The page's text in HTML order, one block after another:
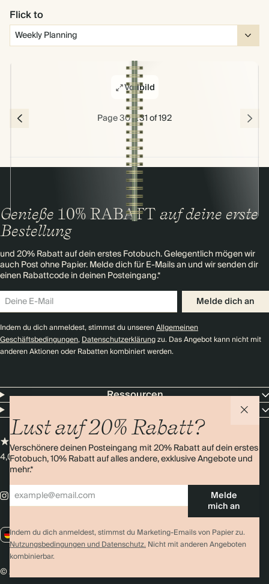
Flick to
Vollbild
Page 30 & 31 of 192
Lust auf 20% Rabatt?
Verschönere deinen Posteingang mit 20% Rabatt auf dein erstes
Fotobuch, 10% Rabatt auf alles andere, exklusive Angebote und
mehr.*
Melde
mich an
Indem du dich anmeldest, stimmst du Marketing-Emails von Papier zu.
Nutzungsbedingungen und Datenschutz.Nicht mit anderen Angeboten
kombinierbar.
Genieße 10% RABATT auf deine erste
Bestellung
und 20% Rabatt auf dein erstes Fotobuch. Gelegentlich mögen wir
auch Post ohne Papier. Melde dich für E-Mails an und wir senden dir
einen Rabattcode in deinen Posteingang.*
Melde dich an
Indem du dich anmeldest, stimmst du unserenAllgemeinen
Geschäftsbedingungen,Datenschutzerklärungzu. Das Angebot kann nicht mit
anderen Aktionen oder Rabatten kombiniert werden.
Ressourcen
4,0 SterneÜber 11.000 Bewertungen
DE / EUR
© 2026 Papier